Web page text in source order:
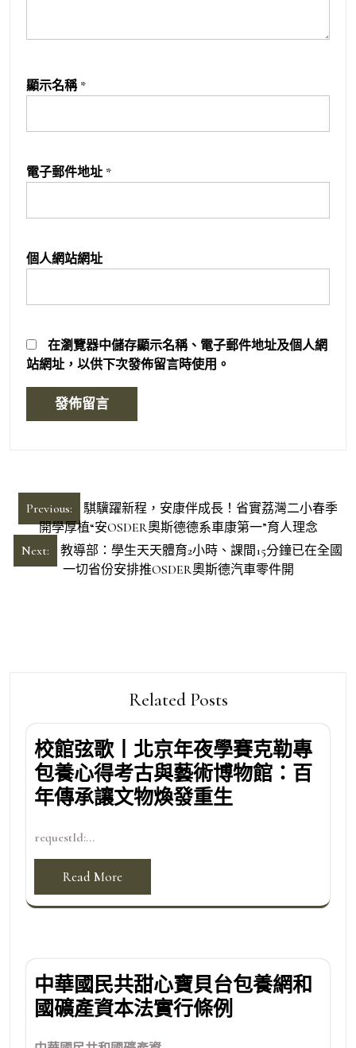
顯示名稱 *
電子郵件地址 *
個人網站網址
在瀏覽器中儲存顯示名稱、電子郵件地址及個人網
站網址，以供下次發佈留言時使用。
文
章
導
Previous:
騏驥躍新程，安康伴成長！省實荔灣二小春季
開學厚植“安OSDER奧斯德德系車康第一”育人理念
Next:
教導部：學生天天體育2小時、課間15分鐘已在全國
一切省份安排推OSDER奧斯德汽車零件開
Related Posts
校館弦歌丨北京年夜學賽克勒專
包養心得考古與藝術博物館：百
年傳承讓文物煥發重生
requestId:...
Read More
中華國民共甜心寶貝台包養網和
國礦產資本法實行條例